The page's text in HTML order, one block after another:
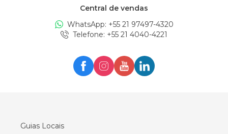
Central de vendas
WhatsApp: +55 21 97497-4320
Telefone: +55 21 4040-4221
Guias Locais